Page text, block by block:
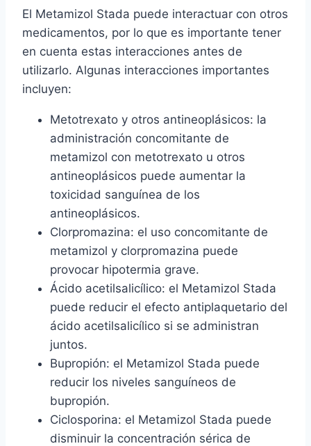
El Metamizol Stada puede interactuar con otros
medicamentos, por lo que es importante tener
en cuenta estas interacciones antes de
utilizarlo. Algunas interacciones importantes
incluyen:
Metotrexato y otros antineoplásicos: la
administración concomitante de
metamizol con metotrexato u otros
antineoplásicos puede aumentar la
toxicidad sanguínea de los
antineoplásicos.
Clorpromazina: el uso concomitante de
metamizol y clorpromazina puede
provocar hipotermia grave.
Ácido acetilsalicílico: el Metamizol Stada
puede reducir el efecto antiplaquetario del
ácido acetilsalicílico si se administran
juntos.
Bupropión: el Metamizol Stada puede
reducir los niveles sanguíneos de
bupropión.
Ciclosporina: el Metamizol Stada puede
disminuir la concentración sérica de